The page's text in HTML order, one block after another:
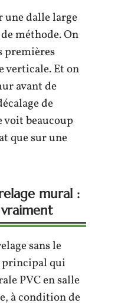
une dalle large
méthode. On
premières
verticale. Et on
avant de
de
beaucoup
que sur une
mural :
sans le
principal qui
PVC en salle
à condition de